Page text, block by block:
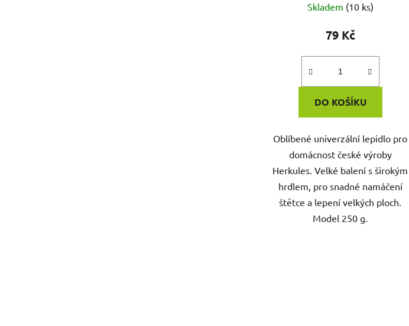
Skladem (10 ks)
79 Kč
DO KOŠÍKU
Oblíbené univerzální lepidlo pro
domácnost české výroby
Herkules. Velké balení s širokým
hrdlem, pro snadné namáčení
štětce a lepení velkých ploch.
Model 250 g.